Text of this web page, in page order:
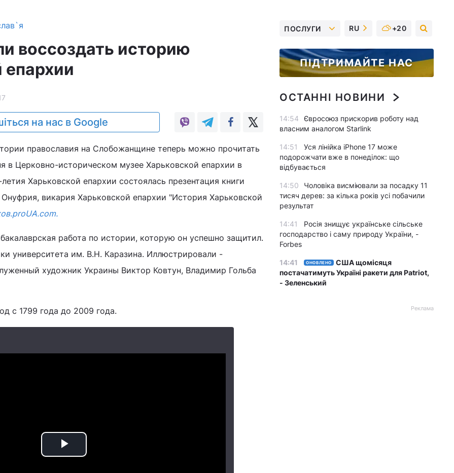
воссоздать историю
епархии
на нас в Google
православия на Слобожанщине теперь можно прочитать
в Церковно-историческом музее Харьковской епархии в
Харьковской епархии состоялась презентация книги
викария Харьковской епархии "История Харьковской
работа по истории, которую он успешно защитил.
университета им. В.Н. Каразина. Иллюстрировали -
художник Украины Виктор Ковтун, Владимир Гольба
с 1799 года до 2009 года.
Play
ПОСЛУГИ RU +20
ПІДТРИМАЙТЕ НАС
ОСТАННІ НОВИНИ
14:54
Євросоюз прискорив роботу над
власним аналогом Starlink
14:51
Уся лінійка iPhone 17 може
подорожчати вже в понеділок: що
відбувається
14:50
Чоловіка висміювали за посадку 11
тисяч дерев: за кілька років усі побачили
результат
14:41
Росія знищує українське сільське
господарство і саму природу України, -
Forbes
14:41 ОНОВЛЕНО
США щомісяця
постачатимуть Україні ракети для Patriot,
- Зеленський
Реклама